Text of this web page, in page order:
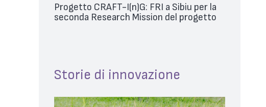
Progetto CRAFT-I(n)G: FRI a Sibiu per la
seconda Research Mission del progetto
Storie di innovazione